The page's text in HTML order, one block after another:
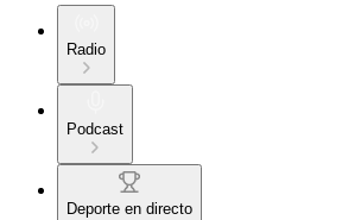
Radio
Podcast
Deporte en directo